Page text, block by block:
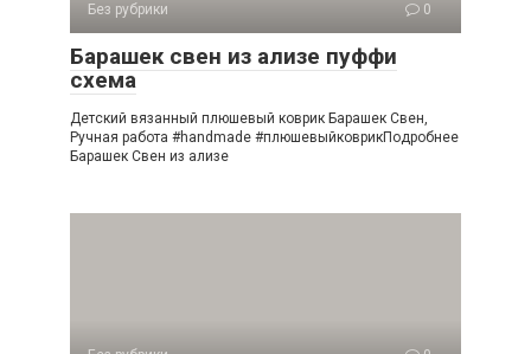
Без рубрики 0
Барашек свен из ализе пуффи
схема
Детский вязанный плюшевый коврик Барашек Свен,
Ручная работа #handmade #плюшевыйковрикПодробнее
Барашек Свен из ализе